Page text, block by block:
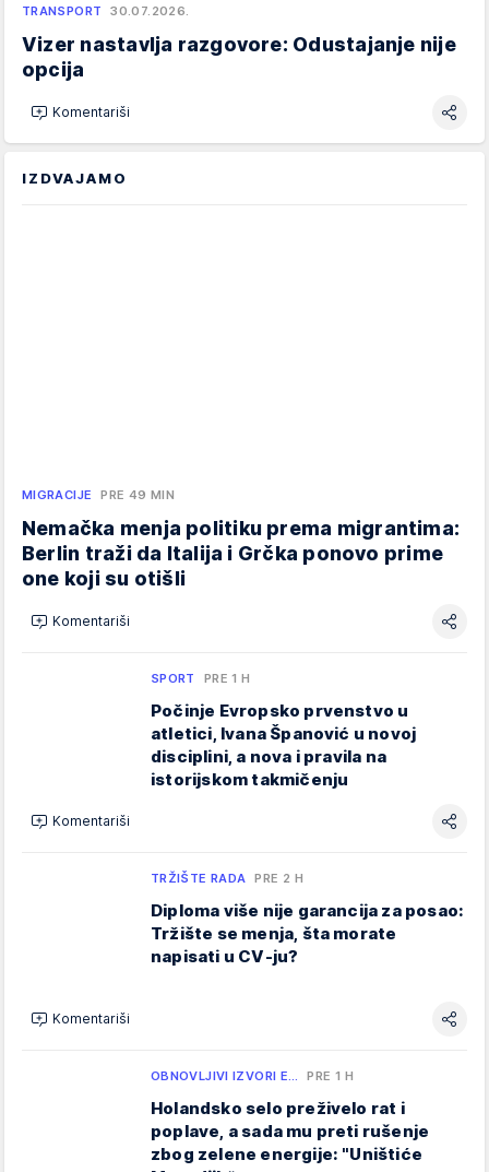
TRANSPORT 30.07.2026.
Vizer nastavlja razgovore: Odustajanje nije
opcija
Komentariši
IZDVAJAMO
MIGRACIJE PRE 49 MIN
Nemačka menja politiku prema migrantima:
Berlin traži da Italija i Grčka ponovo prime
one koji su otišli
Komentariši
SPORT PRE 1 H
Počinje Evropsko prvenstvo u
atletici, Ivana Španović u novoj
disciplini, a nova i pravila na
istorijskom takmičenju
Komentariši
TRŽIŠTE RADA PRE 2 H
Diploma više nije garancija za posao:
Tržište se menja, šta morate
napisati u CV-ju?
Komentariši
OBNOVLJIVI IZVORI E… PRE 1 H
Holandsko selo preživelo rat i
poplave, a sada mu preti rušenje
zbog zelene energije: "Uništiće